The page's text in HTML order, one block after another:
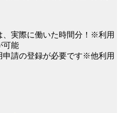
、実際に働いた時間分！※利用
可能
申請の登録が必要です※他利用